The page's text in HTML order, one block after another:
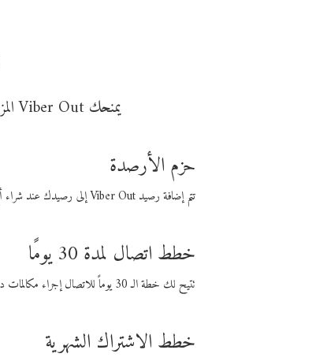
يمنحك Viber Out المزيد من وقت المكالمة مقابل تكلفة أقل من المال. اختر من أحد خيارات الاتصال المرنة ذات السعر المنخفض:
حزم الأرصدة
تتم إضافة رصيد Viber Out إلى رصيدك عند شراء أي مبلغ. باستخدام رصيدك، يمكنك إجراء مكالمات إلى أي رقم في العالم بأسعار فايبر المنخفضة.
خطط اتصال لمدة 30 يومًا
تتيح لك خطة الـ 30 يوماً للاتصال إجراء مكالمات دولية إلى الوجهة التي تختارها لمدة 30 يوماً بأسعار فايبر المنخفضة.
خطط الاشتراك الشهرية